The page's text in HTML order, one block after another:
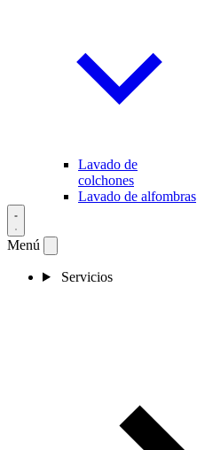
Lavado de
colchones
Lavado de alfombras
Menú
Servicios